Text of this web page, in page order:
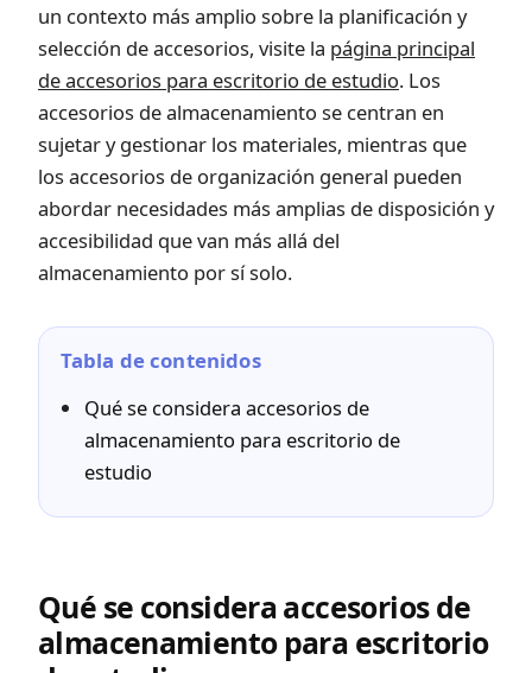
un contexto más amplio sobre la planificación y
selección de accesorios, visite la página principal
de accesorios para escritorio de estudio. Los
accesorios de almacenamiento se centran en
sujetar y gestionar los materiales, mientras que
los accesorios de organización general pueden
abordar necesidades más amplias de disposición y
accesibilidad que van más allá del
almacenamiento por sí solo.
Tabla de contenidos
Qué se considera accesorios de
almacenamiento para escritorio de
estudio
Qué se considera accesorios de
almacenamiento para escritorio